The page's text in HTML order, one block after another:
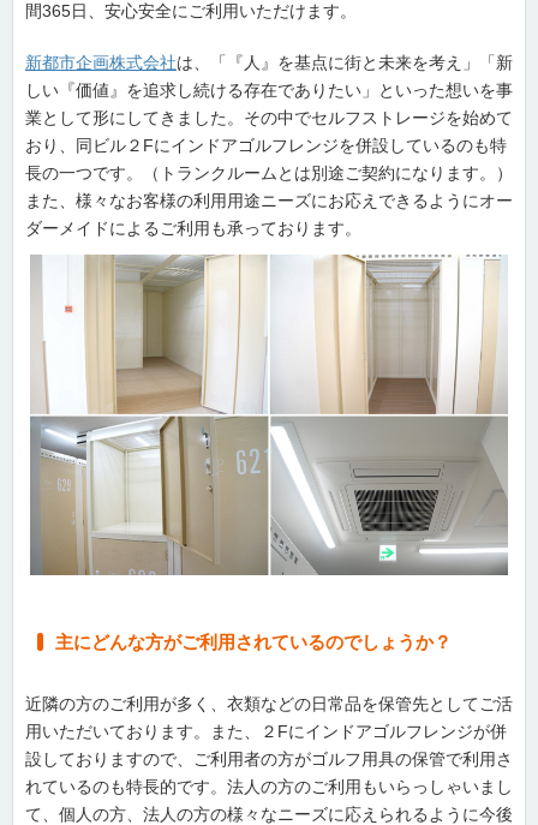
間365日、安心安全にご利用いただけます。
新都市企画株式会社は、「『人』を基点に街と未来を考え」「新
しい『価値』を追求し続ける存在でありたい」といった想いを事
業として形にしてきました。その中でセルフストレージを始めて
おり、同ビル２Fにインドアゴルフレンジを併設しているのも特
長の一つです。（トランクルームとは別途ご契約になります。）
また、様々なお客様の利用用途ニーズにお応えできるようにオー
ダーメイドによるご利用も承っております。
主にどんな方がご利用されているのでしょうか？
近隣の方のご利用が多く、衣類などの日常品を保管先としてご活
用いただいております。また、２Fにインドアゴルフレンジが併
設しておりますので、ご利用者の方がゴルフ用具の保管で利用さ
れているのも特長的です。法人の方のご利用もいらっしゃいまし
て、個人の方、法人の方の様々なニーズに応えられるように今後